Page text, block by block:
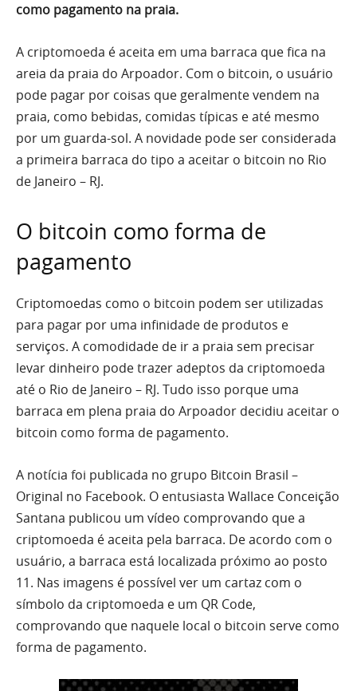
como pagamento na praia.
A criptomoeda é aceita em uma barraca que fica na
areia da praia do Arpoador. Com o bitcoin, o usuário
pode pagar por coisas que geralmente vendem na
praia, como bebidas, comidas típicas e até mesmo
por um guarda-sol. A novidade pode ser considerada
a primeira barraca do tipo a aceitar o bitcoin no Rio
de Janeiro – RJ.
O bitcoin como forma de
pagamento
Criptomoedas como o bitcoin podem ser utilizadas
para pagar por uma infinidade de produtos e
serviços. A comodidade de ir a praia sem precisar
levar dinheiro pode trazer adeptos da criptomoeda
até o Rio de Janeiro – RJ. Tudo isso porque uma
barraca em plena praia do Arpoador decidiu aceitar o
bitcoin como forma de pagamento.
A notícia foi publicada no grupo Bitcoin Brasil –
Original no Facebook. O entusiasta Wallace Conceição
Santana publicou um vídeo comprovando que a
criptomoeda é aceita pela barraca. De acordo com o
usuário, a barraca está localizada próximo ao posto
11. Nas imagens é possível ver um cartaz com o
símbolo da criptomoeda e um QR Code,
comprovando que naquele local o bitcoin serve como
forma de pagamento.